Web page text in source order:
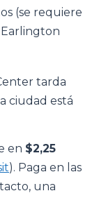
(se requiere
tarda
ciudad está
en $2,25
). Paga en las
una